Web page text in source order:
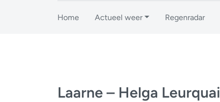
Home Actueel weer Regenradar
Laarne – Helga